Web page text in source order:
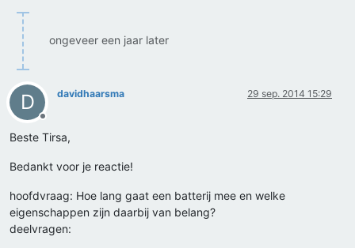
ongeveer een jaar later
D
Offline
davidhaarsma 29 sep. 2014 15:29
Beste Tirsa,
Bedankt voor je reactie!
hoofdvraag: Hoe lang gaat een batterij mee en welke
eigenschappen zijn daarbij van belang?
deelvragen: